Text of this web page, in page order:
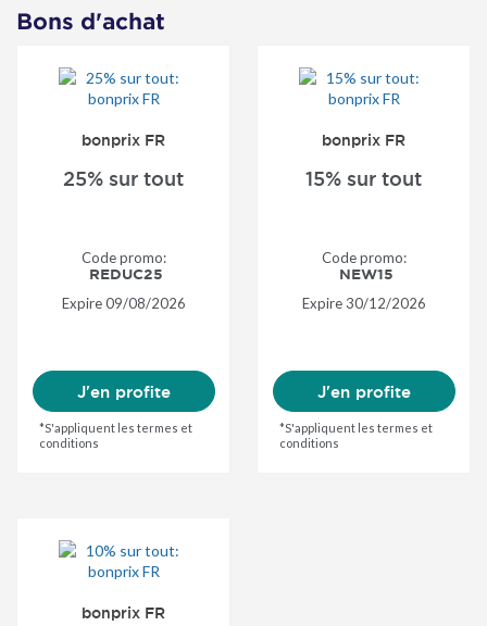
Bons d'achat
bonprix FR
25% sur tout
Code promo:
REDUC25
Expire09/08/2026
*S'appliquent les termes et
conditions
J'en profite
bonprix FR
15% sur tout
Code promo:
NEW15
Expire 30/12/2026
*S'appliquent les termes et
conditions
J'en profite
bonprix FR